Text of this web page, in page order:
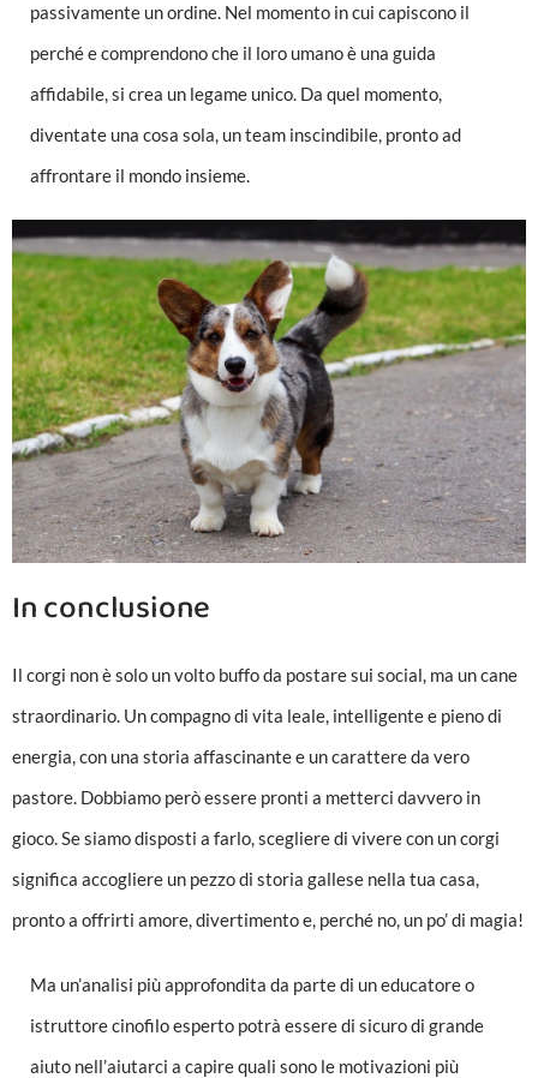
passivamente un ordine. Nel momento in cui capiscono il
perché e comprendono che il loro umano è una guida
affidabile, si crea un legame unico. Da quel momento,
diventate una cosa sola, un team inscindibile, pronto ad
affrontare il mondo insieme.
In conclusione
Il corgi non è solo un volto buffo da postare sui social, ma un cane
straordinario. Un compagno di vita leale, intelligente e pieno di
energia, con una storia affascinante e un carattere da vero
pastore. Dobbiamo però essere pronti a metterci davvero in
gioco. Se siamo disposti a farlo, scegliere di vivere con un corgi
significa accogliere un pezzo di storia gallese nella tua casa,
pronto a offrirti amore, divertimento e, perché no, un po’ di magia!
Ma un’analisi più approfondita da parte di un educatore o
istruttore cinofilo esperto potrà essere di sicuro di grande
aiuto nell’aiutarci a capire quali sono le motivazioni più